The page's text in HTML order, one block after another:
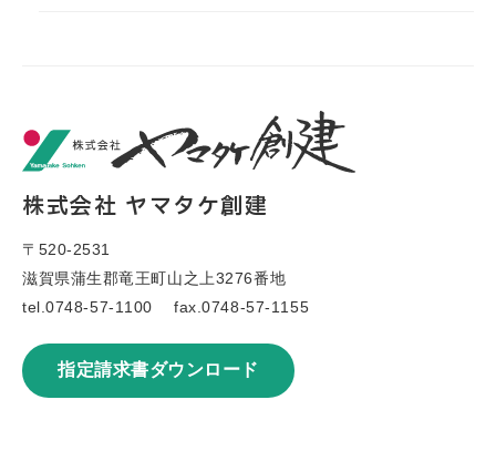
株式会社 ヤマタケ創建
〒520-2531
滋賀県蒲生郡竜王町山之上3276番地
tel.0748-57-1100 fax.0748-57-1155
指定請求書ダウンロード